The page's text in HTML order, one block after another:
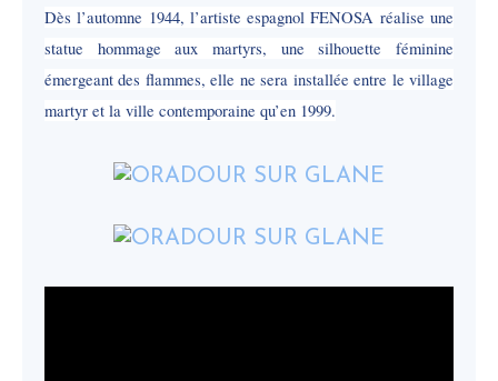
Dès l’automne 1944, l’artiste espagnol FENOSA réalise une
statue hommage aux martyrs, une silhouette féminine
émergeant des flammes, elle ne sera installée entre le village
martyr et la ville contemporaine qu’en 1999.